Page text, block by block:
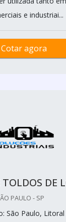
e industriai...
Cotar agora
TOLDOS DE
PAULO - SP
São Paulo,